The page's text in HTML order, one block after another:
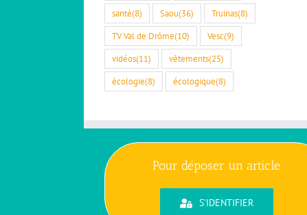
santé(8) Saou(36) Truinas(8)
TV Val de Drôme(10) Vesc(9)
vidéos(11) vêtements(25)
écologie(8) écologique(8)
Pour déposer un article
S'IDENTIFIER